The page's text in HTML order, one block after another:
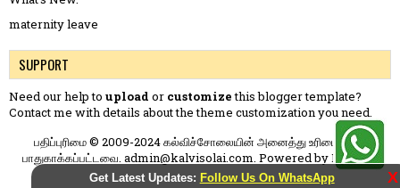
Get Latest Updates: Follow Us On WhatsApp X
maternity leave
SUPPORT
Need our help to upload or customizethis blogger template?
Contact me with details about the theme customization you need.
பதிப்புரிமை © 2009-2024 கல்விச்சோலையின் அனைத்து உரிமைகளும்
பாதுகாக்கப்பட்டவை. admin@kalvisolai.com. Powered byBlogger.